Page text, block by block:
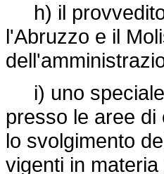
h) il
l'Abruzzo e il
i) uno speciale
presso le aree
lo svolgimento
vigenti in